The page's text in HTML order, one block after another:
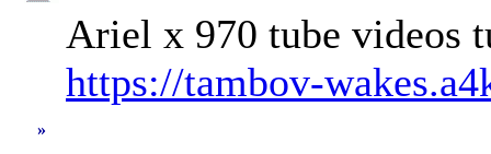
»
Ariel x 970 tube videos
https://tambov-